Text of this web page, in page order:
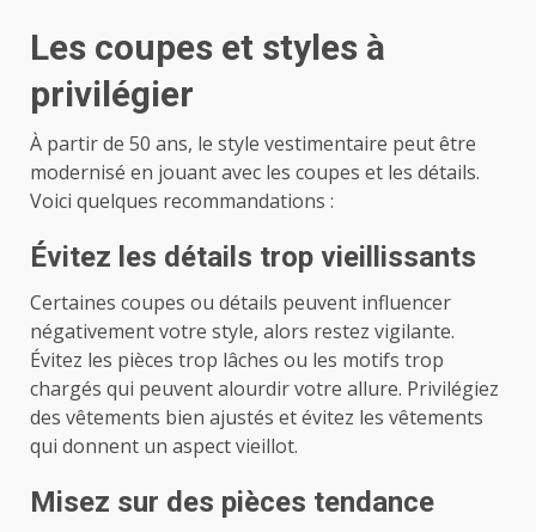
Les coupes et styles à
privilégier
À partir de 50 ans, le style vestimentaire peut être
modernisé en jouant avec les coupes et les détails.
Voici quelques recommandations :
Évitez les détails trop vieillissants
Certaines coupes ou détails peuvent influencer
négativement votre style, alors restez vigilante.
Évitez les pièces trop lâches ou les motifs trop
chargés qui peuvent alourdir votre allure. Privilégiez
des vêtements bien ajustés et évitez les vêtements
qui donnent un aspect vieillot.
Misez sur des pièces tendance